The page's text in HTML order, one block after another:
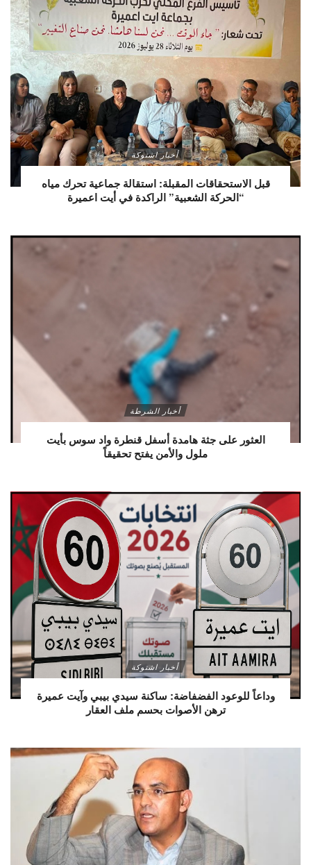
أخبار اشتوكة
قبل الاستحقاقات المقبلة: استقالة جماعية تحرك مياه
“الحركة الشعبية” الراكدة في أيت اعميرة
أخبار الشرطة
العثور على جثة هامدة أسفل قنطرة واد سوس بأيت
ملول والأمن يفتح تحقيقاً
أخبار اشتوكة
وداعاً للوعود الفضفاضة: ساكنة سيدي بيبي وآيت عميرة
ترهن الأصوات بحسم ملف العقار